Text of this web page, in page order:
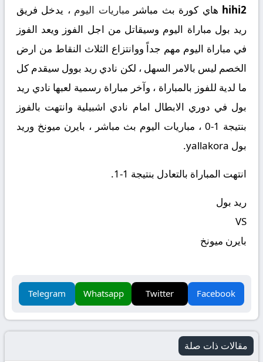
hihi2 هاي كورة بث مباشر مباريات اليوم ، يدخل فريق
ريد بول مباراة اليوم وسيقاتل من اجل الفوز ويعد الفوز
في مباراة اليوم مهم جداً ووانتزاع الثلاث النقاط من ارض
الخصم ليس بالامر السهل ، لكن نادي ريد بوول سيقدم كل
ما لدية للفوز بالمباراة ، وآخر مباراة رسمية لعبها نادي ريد
بول في دوري الابطال امام نادي اشبيلية وانتهت بالفوز
بنتيجة 1-0 ، مباريات اليوم بث مباشر ، بايرن ميونخ وريد
بول yallakora.
انتهت المباراة بالتعادل بنتيجة 1-1.
ريد بول
VS
بايرن ميونخ
Facebook
Twitter
Whatsapp
Telegram
مقالات ذات صلة